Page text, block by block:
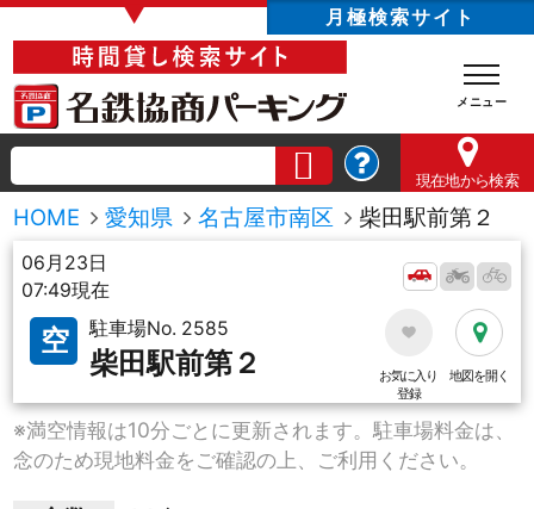
▼ 月極検索サイト
現在地から検索
HOME 愛知県 名古屋市南区 柴田駅前第２
06月23日
07:49現在
空 駐車場No. 2585
柴田駅前第２
お気に入り
登録
地図を開く
※満空情報は10分ごとに更新されます。駐車場料金は、
念のため現地料金をご確認の上、ご利用ください。